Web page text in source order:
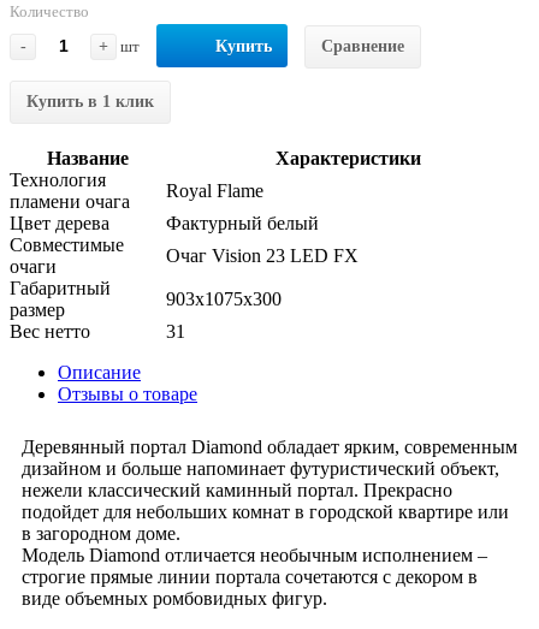
Количество
-
+ шт Купить Сравнение
Купить в 1 клик
Название
Характеристики
Технология
пламени очага
Royal Flame
Цвет дерева
Фактурный белый
Совместимые
очаги
Очаг Vision 23 LED FX
Габаритный
размер
903x1075x300
Вес нетто
31
Описание
Отзывы о товаре
Деревянный портал Diamond обладает ярким, современным
дизайном и больше напоминает футуристический объект,
нежели классический каминный портал. Прекрасно
подойдет для небольших комнат в городской квартире или
в загородном доме.
Модель Diamond отличается необычным исполнением –
строгие прямые линии портала сочетаются с декором в
виде объемных ромбовидных фигур.